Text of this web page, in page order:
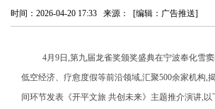
时间：2026-04-20 17:33 来源： [编辑：广告推送]
4月9日,第九届龙雀奖颁奖盛典在宁波奉化雪
低空经济、疗愈度假等前沿领域,汇聚500余家机构
间环节发表《开平文旅 共创未来》主题推介演讲,以